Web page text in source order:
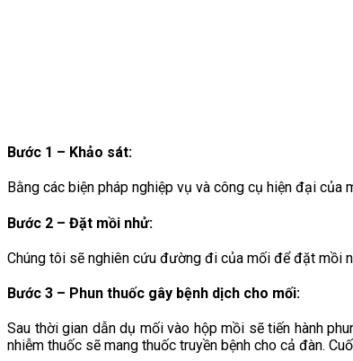
Bước 1 – Khảo sát:
Bằng các biện pháp nghiệp vụ và công cụ hiện đại của
Bước 2 – Đặt mồi nhử:
Chúng tôi sẽ nghiên cứu đường đi của mối để đặt mồi
Bước 3 – Phun thuốc gây bệnh dịch cho mối:
Sau thời gian dẫn dụ mối vào hộp mồi sẽ tiến hành
nhiễm thuốc sẽ mang thuốc truyền bệnh cho cả đàn.